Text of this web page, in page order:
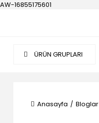
AW-16855175601
ÜRÜN GRUPLARI
Anasayfa Bloglar